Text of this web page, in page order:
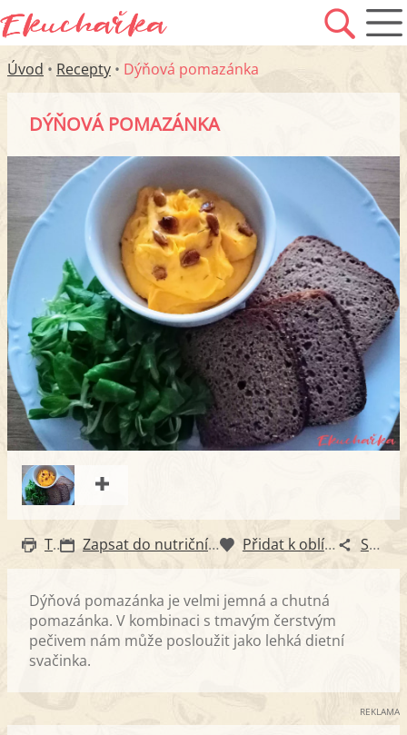
Úvod • Recepty • Dýňová pomazánka
DÝŇOVÁ POMAZÁNKA
Tisk Zapsat do nutričního diáře Přidat k oblíbeným Sdílet
Dýňová pomazánka je velmi jemná a chutná
pomazánka. V kombinaci s tmavým čerstvým
pečivem nám může posloužit jako lehká dietní
svačinka.
REKLAMA